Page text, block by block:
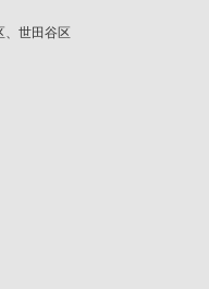
、世田谷区